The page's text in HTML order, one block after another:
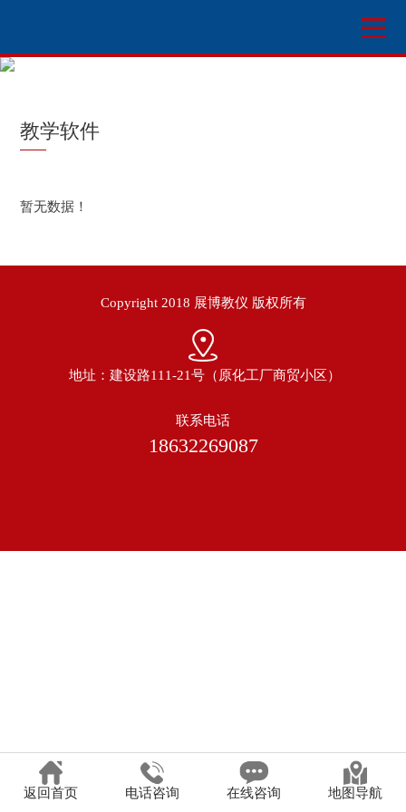
教学软件
暂无数据！
Copyright 2018 展博教仪 版权所有
地址：建设路111-21号（原化工厂商贸小区）
联系电话
18632269087
返回首页 电话咨询 在线咨询 地图导航